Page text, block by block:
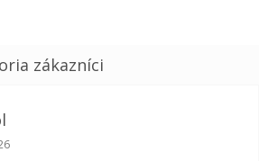
obchodu je 5 z 5 hviezdičiek.